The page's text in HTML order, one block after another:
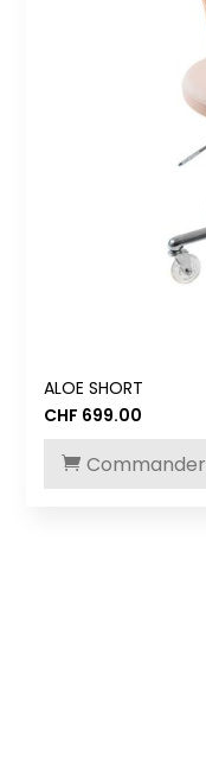
ALOE SHORT
CHF 699.00
Commander